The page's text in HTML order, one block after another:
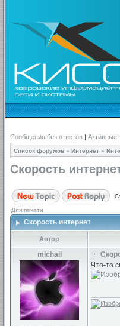
Сообщения без ответов | Активные
Список форумов » Интернет »
Скорость
Для печати
Скорость интернет
Автор
michail
Что-то